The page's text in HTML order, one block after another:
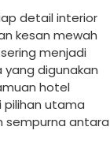
detail interior
kesan mewah
menjadi
digunakan
hotel
pilihan utama
sempurna antara